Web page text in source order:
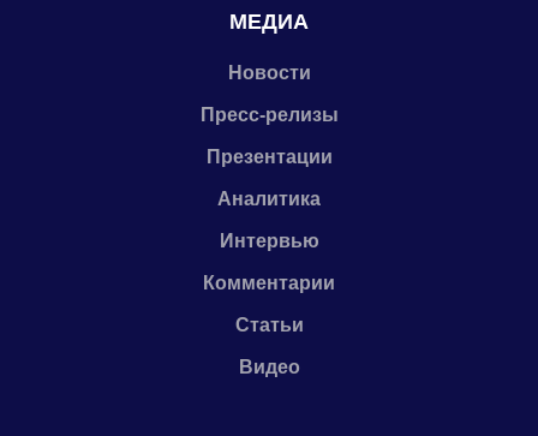
МЕДИА
Новости
Пресс-релизы
Презентации
Аналитика
Интервью
Комментарии
Статьи
Видео